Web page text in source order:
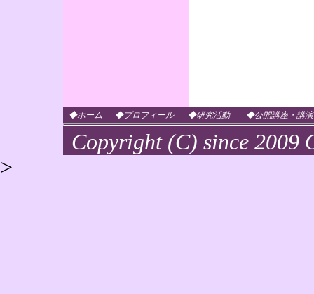
◆ホーム ◆プロフィール ◆研究活動 ◆公開講座・講
Copyright (C) since 2009
>